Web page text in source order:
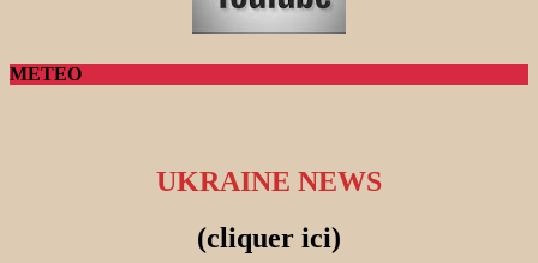
METEO
UKRAINE NEWS
(cliquer ici)